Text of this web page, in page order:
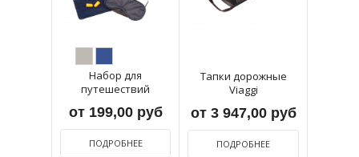
Набор для
путешествий
от 199,00 руб
ПОДРОБНЕЕ
Тапки дорожные
Viaggi
от 3 947,00 руб
ПОДРОБНЕЕ